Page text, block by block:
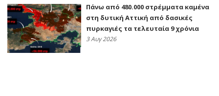
Πάνω από 480.000 στρέμματα καμένα
στη δυτική Αττική από δασικές
πυρκαγιές τα τελευταία 9 χρόνια
3 Αυγ 2026